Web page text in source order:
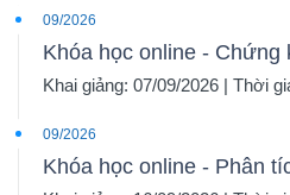
09/2026
Khóa học online - Chứng
Khai giảng: 07/09/2026 | Thời
09/2026
Khóa học online - Phân